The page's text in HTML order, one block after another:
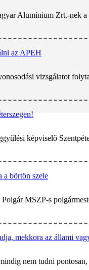
Alumínium Zrt.-nek a
az APEH
vizsgálatot
képviselő
a börtön szele
MSZP-s
mekkora az állami
nem tudni